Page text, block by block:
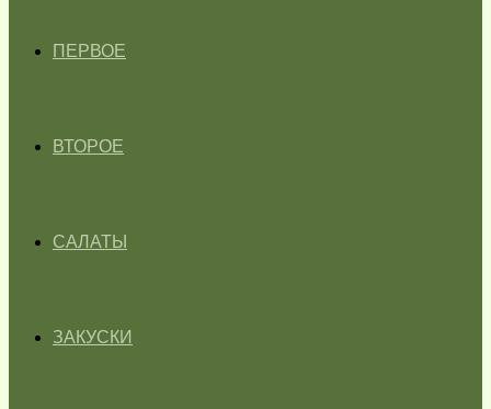
ПЕРВОЕ
ВТОРОЕ
САЛАТЫ
ЗАКУСКИ